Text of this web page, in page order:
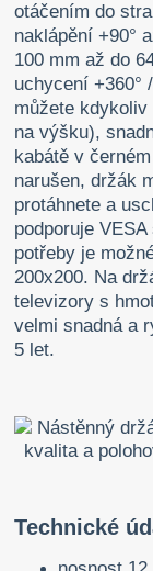
otáčením do
naklápění +90°
100 mm až do
uchycení +360°
můžete
na výšku),
kabátě v
narušen, držák
protáhnete a
podporuje
potřeby je
200x200. Na
televizory s
velmi snadná a
5 let.
Technické